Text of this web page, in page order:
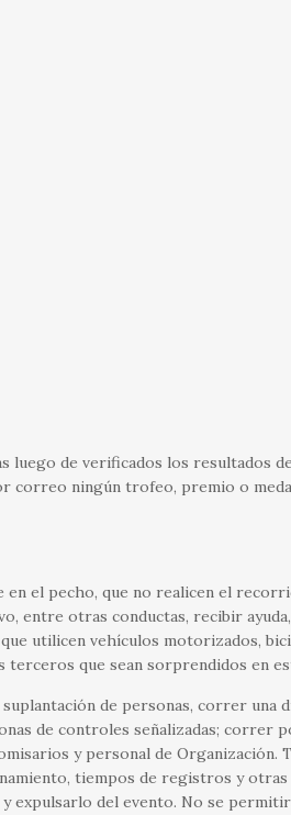
luego de verificados los resultados
correo ningún trofeo, premio o
el pecho, que no realicen el
otras conductas, recibir
utilicen vehículos motorizados,
que sean sorprendidos en
de personas, correr una
de controles señalizadas; correr
y personal de Organización.
tiempos de registros y
del evento. No se